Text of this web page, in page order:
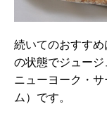
続いてのおすす
の状態でジュー
ニューヨーク・
ム）です。